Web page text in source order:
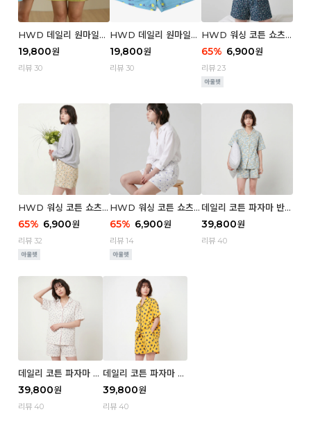
HWD 데일리 원마일
쇼츠 - 03 Poodle (우
먼)
19,800원
리뷰 30
HWD 데일리 원마일
쇼츠 - 02 Chouchou
(우먼)
19,800원
리뷰 30
HWD 워싱 코튼 쇼츠
(우먼) - 03 Berry tre
e
65% 6,900원
리뷰 23
HWD 워싱 코튼 쇼츠
(우먼) - 02 Retro flo
wer
65% 6,900원
리뷰 32
HWD 워싱 코튼 쇼츠
(우먼) - 01 Blue whal
e
65% 6,900원
리뷰 14
데일리 코튼 파자마 반팔
세트 (우먼) - 03 Sum
mer lane
39,800원
리뷰 40
데일리 코튼 파자마 반
팔 세트 (우먼) - 02
Blue cherry
39,800원
리뷰 40
데일리 코튼 파자마 반
팔 세트 (우먼) - 01 Mi
z
39,800원
리뷰 40